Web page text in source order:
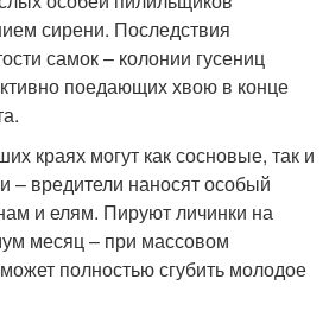
сирени. Последствия
самок – колонии гусениц
поедающих хвою в конце
краях могут как сосновые, так и
– вредители наносят особый
и елям. Пируют личинки на
месяц – при массовом
полностью сгубить молодое